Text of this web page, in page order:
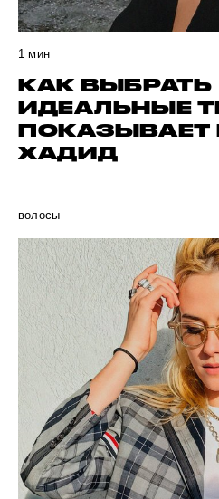
1 мин
КАК ВЫБРАТЬ
ИДЕАЛЬНЫЕ
ПОКАЗЫВАЕТ
ХАДИД
волосы